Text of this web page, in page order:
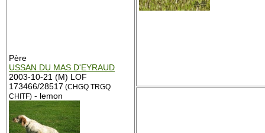
Père
USSAN DU MAS D'EYRAUD
2003-10-21 (M) LOF
173466/28517 (CHGQ TRGQ
CHITF) - lemon